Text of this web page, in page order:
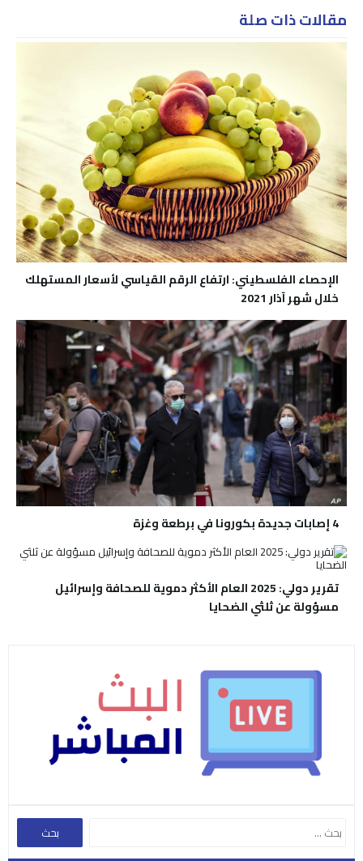
مقالات ذات صلة
الإحصاء الفلسطيني: ارتفاع الرقم القياسي لأسعار المستهلك
خلال شهر آذار 2021
4 إصابات جديدة بكورونا في برطعة وغزة
تقرير دولي: 2025 العام الأكثر دموية للصحافة وإسرائيل
مسؤولة عن ثلثي الضحايا